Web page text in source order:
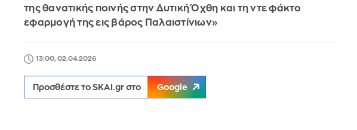
της θανατικής ποινής στην Δυτική Όχθη και τη ντε φάκτο
εφαρμογή της εις βάρος Παλαιστίνιων»
13:00, 02.04.2026
Προσθέστε το SKAI.gr στο Google